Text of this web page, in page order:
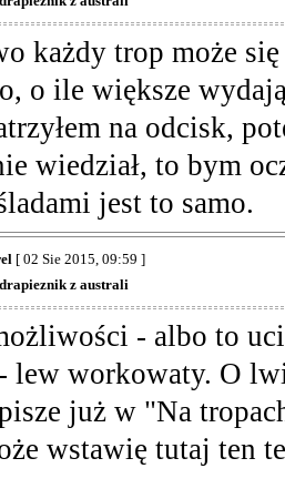
każdy trop może
o ile większe
na odcisk,
wiedział, to bym
jest to samo.
[ 02 Sie 2015, 09:59 ]
z australi
- albo to
lew workowaty. O
już w "Na
wstawię tutaj ten